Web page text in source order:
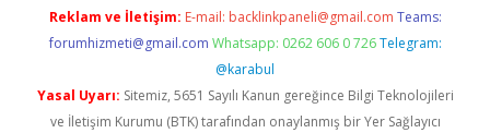
Reklam ve İletişim: E-mail: backlinkpaneli@gmail.com Teams:
forumhizmeti@gmail.com Whatsapp: 0262 606 0 726 Telegram:
@karabul
Yasal Uyarı: Sitemiz, 5651 Sayılı Kanun gereğince Bilgi Teknolojileri
ve İletişim Kurumu (BTK) tarafından onaylanmış bir Yer Sağlayıcı